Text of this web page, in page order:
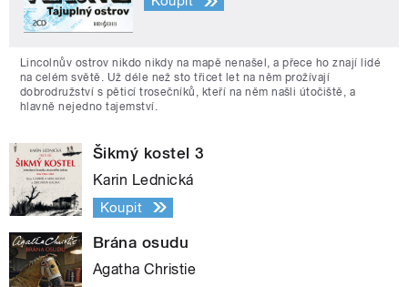
Lincolnův ostrov nikdo nikdy na mapě nenašel, a přece ho znají lidé
na celém světě. Už déle než sto třicet let na něm prožívají
dobrodružství s pěticí trosečníků, kteří na něm našli útočiště, a
hlavně nejedno tajemství.
Šikmý kostel 3
Karin Lednická
Koupit
Brána osudu
Agatha Christie